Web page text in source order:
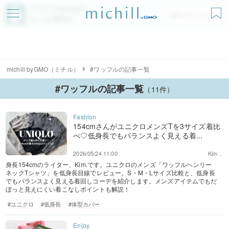
アプリでmichillが
無料ダウンロード
michill byGMO（ミチル） #ワッフルの記事一覧
#ワッフルの記事一覧 （11件）
154cmさんがユニクロメンズTを3サイズ着比
べ♡低身長でもバランスよく見える着...
Kim．
2026/05/24 11:00
身長154cmのライター、Kim.です。ユニクロのメンズ「ワッフルヘンリー
ネックTシャツ」を低身長目線でレビュー。S・M・Lサイズ比較と、低身長
でもバランスよく見える着回しコーデを紹介します。メンズアイテムでもだ
ぼっと見えにくい着こなしポイントも解説！
#ユニクロ #低身長 #体型カバー